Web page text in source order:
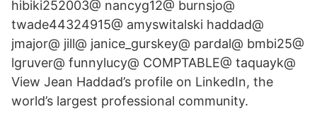
hibiki252003@ nancyg12@ burnsjo@
twade44324915@ amyswitalski haddad@
jmajor@ jill@ janice_gurskey@ pardal@ bmbi25@
lgruver@ funnylucy@ COMPTABLE@ taquayk@
View Jean Haddad’s profile on LinkedIn, the
world’s largest professional community.